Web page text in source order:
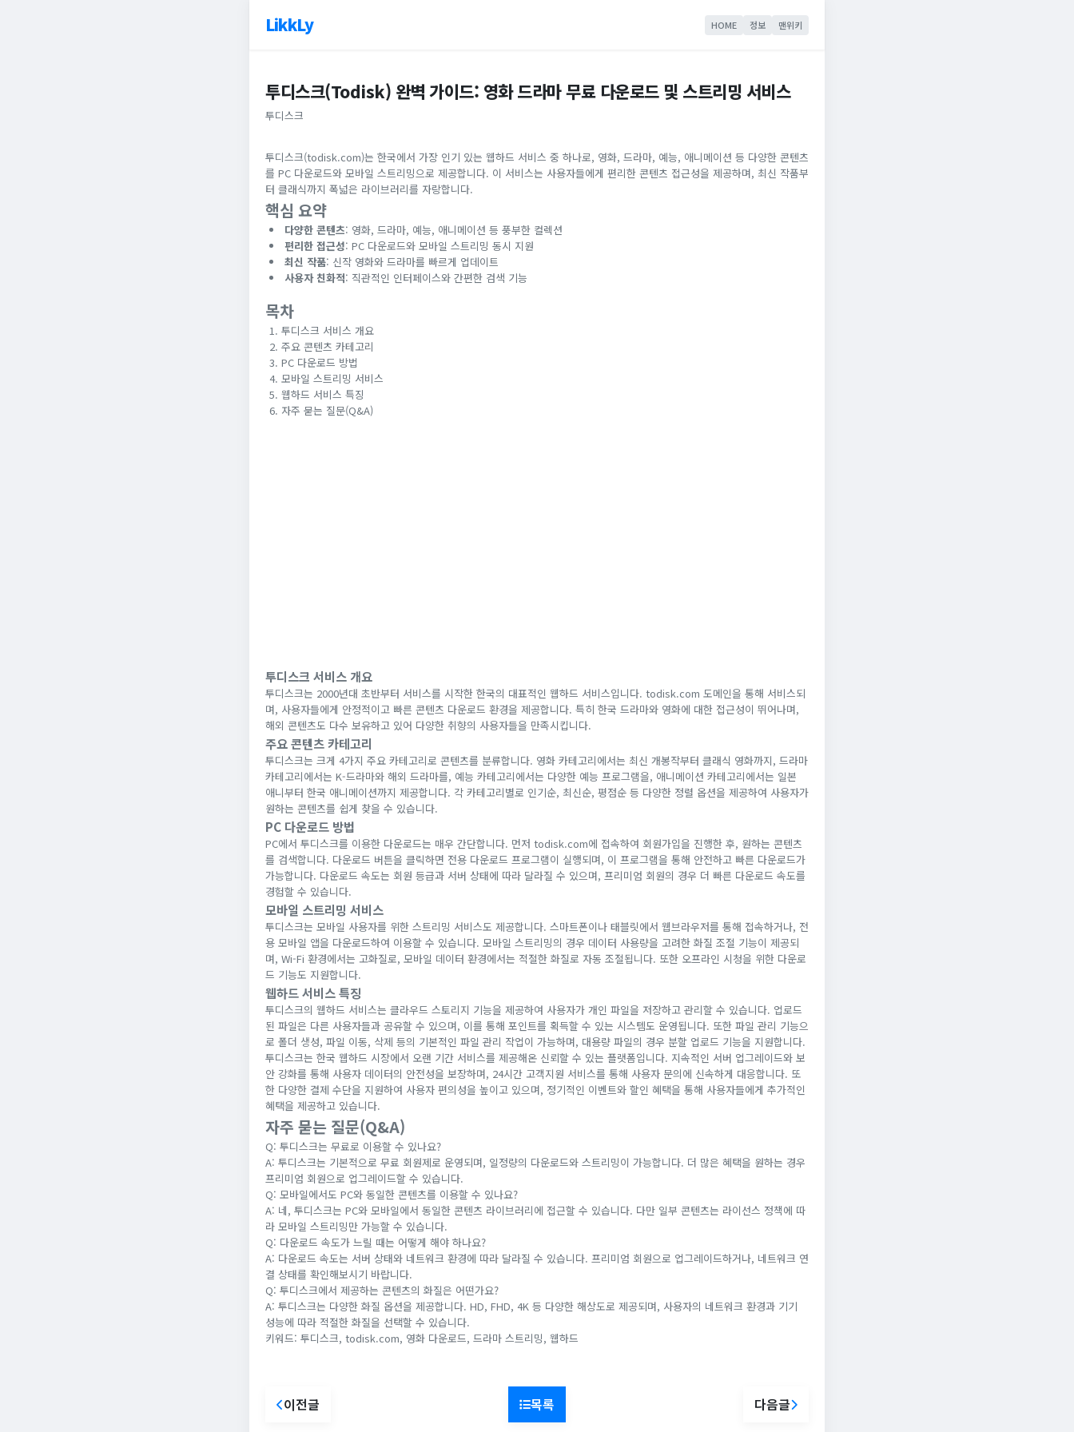
LikkLy HOME 정보 맨위키
투디스크(Todisk) 완벽 가이드: 영화 드라마 무료 다운로드 및 스트리밍 서비스
투디스크
투디스크(todisk.com)는 한국에서 가장 인기 있는 웹하드 서비스 중 하나로, 영화, 드라마, 예능, 애니메이션 등 다양한 콘텐츠
를 PC 다운로드와 모바일 스트리밍으로 제공합니다. 이 서비스는 사용자들에게 편리한 콘텐츠 접근성을 제공하며, 최신 작품부
터 클래식까지 폭넓은 라이브러리를 자랑합니다.
핵심 요약
다양한 콘텐츠: 영화, 드라마, 예능, 애니메이션 등 풍부한 컬렉션
편리한 접근성: PC 다운로드와 모바일 스트리밍 동시 지원
최신 작품: 신작 영화와 드라마를 빠르게 업데이트
사용자 친화적: 직관적인 인터페이스와 간편한 검색 기능
목차
투디스크 서비스 개요
주요 콘텐츠 카테고리
PC 다운로드 방법
모바일 스트리밍 서비스
웹하드 서비스 특징
자주 묻는 질문(Q&A)
투디스크 서비스 개요
투디스크는 2000년대 초반부터 서비스를 시작한 한국의 대표적인 웹하드 서비스입니다. todisk.com 도메인을 통해 서비스되
며, 사용자들에게 안정적이고 빠른 콘텐츠 다운로드 환경을 제공합니다. 특히 한국 드라마와 영화에 대한 접근성이 뛰어나며,
해외 콘텐츠도 다수 보유하고 있어 다양한 취향의 사용자들을 만족시킵니다.
주요 콘텐츠 카테고리
투디스크는 크게 4가지 주요 카테고리로 콘텐츠를 분류합니다. 영화 카테고리에서는 최신 개봉작부터 클래식 영화까지, 드라마
카테고리에서는 K-드라마와 해외 드라마를, 예능 카테고리에서는 다양한 예능 프로그램을, 애니메이션 카테고리에서는 일본
애니부터 한국 애니메이션까지 제공합니다. 각 카테고리별로 인기순, 최신순, 평점순 등 다양한 정렬 옵션을 제공하여 사용자가
원하는 콘텐츠를 쉽게 찾을 수 있습니다.
PC 다운로드 방법
PC에서 투디스크를 이용한 다운로드는 매우 간단합니다. 먼저 todisk.com에 접속하여 회원가입을 진행한 후, 원하는 콘텐츠
를 검색합니다. 다운로드 버튼을 클릭하면 전용 다운로드 프로그램이 실행되며, 이 프로그램을 통해 안전하고 빠른 다운로드가
가능합니다. 다운로드 속도는 회원 등급과 서버 상태에 따라 달라질 수 있으며, 프리미엄 회원의 경우 더 빠른 다운로드 속도를
경험할 수 있습니다.
모바일 스트리밍 서비스
투디스크는 모바일 사용자를 위한 스트리밍 서비스도 제공합니다. 스마트폰이나 태블릿에서 웹브라우저를 통해 접속하거나, 전
용 모바일 앱을 다운로드하여 이용할 수 있습니다. 모바일 스트리밍의 경우 데이터 사용량을 고려한 화질 조절 기능이 제공되
며, Wi-Fi 환경에서는 고화질로, 모바일 데이터 환경에서는 적절한 화질로 자동 조절됩니다. 또한 오프라인 시청을 위한 다운로
드 기능도 지원합니다.
웹하드 서비스 특징
투디스크의 웹하드 서비스는 클라우드 스토리지 기능을 제공하여 사용자가 개인 파일을 저장하고 관리할 수 있습니다. 업로드
된 파일은 다른 사용자들과 공유할 수 있으며, 이를 통해 포인트를 획득할 수 있는 시스템도 운영됩니다. 또한 파일 관리 기능으
로 폴더 생성, 파일 이동, 삭제 등의 기본적인 파일 관리 작업이 가능하며, 대용량 파일의 경우 분할 업로드 기능을 지원합니다.
투디스크는 한국 웹하드 시장에서 오랜 기간 서비스를 제공해온 신뢰할 수 있는 플랫폼입니다. 지속적인 서버 업그레이드와 보
안 강화를 통해 사용자 데이터의 안전성을 보장하며, 24시간 고객지원 서비스를 통해 사용자 문의에 신속하게 대응합니다. 또
한 다양한 결제 수단을 지원하여 사용자 편의성을 높이고 있으며, 정기적인 이벤트와 할인 혜택을 통해 사용자들에게 추가적인
혜택을 제공하고 있습니다.
자주 묻는 질문(Q&A)
Q: 투디스크는 무료로 이용할 수 있나요?
A: 투디스크는 기본적으로 무료 회원제로 운영되며, 일정량의 다운로드와 스트리밍이 가능합니다. 더 많은 혜택을 원하는 경우
프리미엄 회원으로 업그레이드할 수 있습니다.
Q: 모바일에서도 PC와 동일한 콘텐츠를 이용할 수 있나요?
A: 네, 투디스크는 PC와 모바일에서 동일한 콘텐츠 라이브러리에 접근할 수 있습니다. 다만 일부 콘텐츠는 라이선스 정책에 따
라 모바일 스트리밍만 가능할 수 있습니다.
Q: 다운로드 속도가 느릴 때는 어떻게 해야 하나요?
A: 다운로드 속도는 서버 상태와 네트워크 환경에 따라 달라질 수 있습니다. 프리미엄 회원으로 업그레이드하거나, 네트워크 연
결 상태를 확인해보시기 바랍니다.
Q: 투디스크에서 제공하는 콘텐츠의 화질은 어떤가요?
A: 투디스크는 다양한 화질 옵션을 제공합니다. HD, FHD, 4K 등 다양한 해상도로 제공되며, 사용자의 네트워크 환경과 기기
성능에 따라 적절한 화질을 선택할 수 있습니다.
키워드: 투디스크, todisk.com, 영화 다운로드, 드라마 스트리밍, 웹하드
이전글 목록 다음글